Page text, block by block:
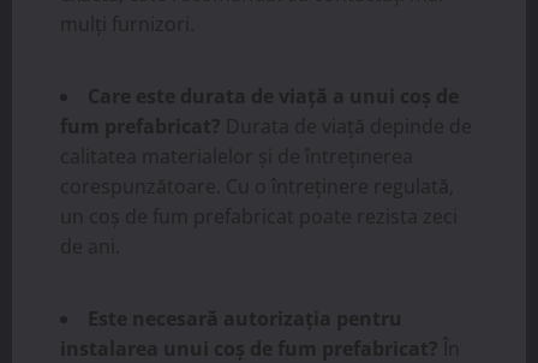
mulți furnizori.
Care este durata de viață a unui coș de
fum prefabricat? Durata de viață depinde de
calitatea materialelor și de întreținerea
corespunzătoare. Cu o întreținere regulată,
un coș de fum prefabricat poate rezista zeci
de ani.
Este necesară autorizația pentru
instalarea unui coș de fum prefabricat? În